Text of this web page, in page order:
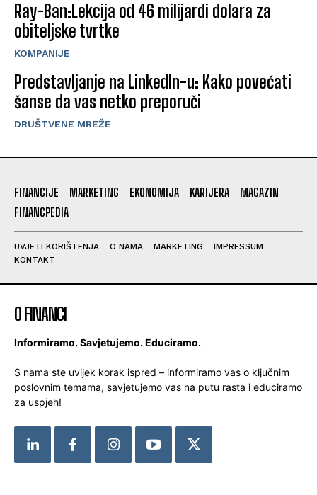
Ray-Ban:Lekcija od 46 milijardi dolara za
obiteljske tvrtke
KOMPANIJE
Predstavljanje na LinkedIn-u: Kako povećati
šanse da vas netko preporuči
DRUŠTVENE MREŽE
FINANCIJE MARKETING EKONOMIJA KARIJERA
MAGAZIN
FINANCPEDIA
UVJETI KORIŠTENJA O NAMA MARKETING
IMPRESSUM
KONTAKT
O FINANCI
Informiramo. Savjetujemo. Educiramo.
S nama ste uvijek korak ispred – informiramo vas o ključnim
poslovnim temama, savjetujemo vas na putu rasta i educiramo
za uspjeh!